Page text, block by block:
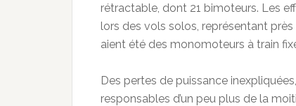
rétractable, dont 21 bimoteurs. Les
lors des vols solos, représentant
aient été des monomoteurs à train
Des pertes de puissance
responsables d’un peu plus de la